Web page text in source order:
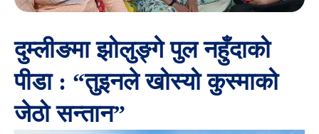
दुम्लीङमा झोलुङ्गे पुल नहुँदाको
पीडा : “तुइनले खोस्यो कुस्माको
जेठो सन्तान”